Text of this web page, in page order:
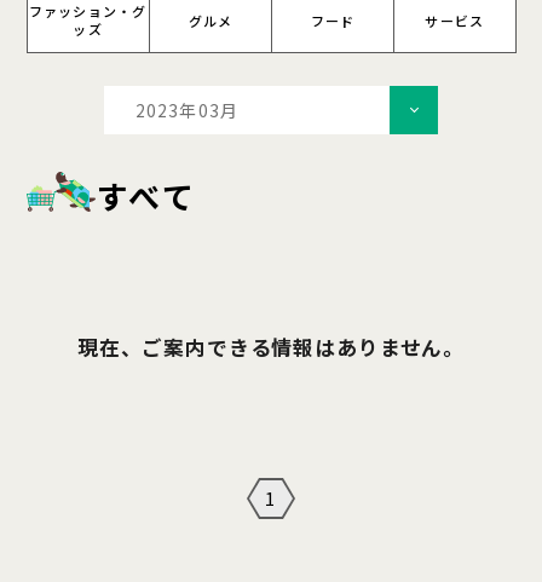
ファッション・グ
ッズ
グルメ フード サービス
2023年03月
すべて
現在、ご案内できる情報はありません。
1